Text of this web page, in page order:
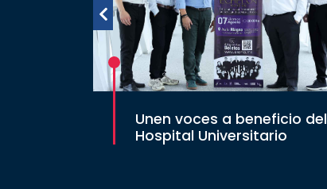
Unen voces a beneficio del
Hospital Universitario